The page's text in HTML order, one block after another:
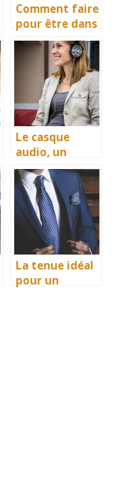
Comment faire
pour être dans
le meilleur
confort lors
des parties de
gaming ?
Le casque
audio, un
danger pour
les oreilles !
La tenue idéal
pour un